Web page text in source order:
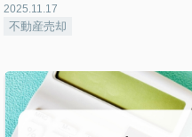
2025.11.17
不動産売却